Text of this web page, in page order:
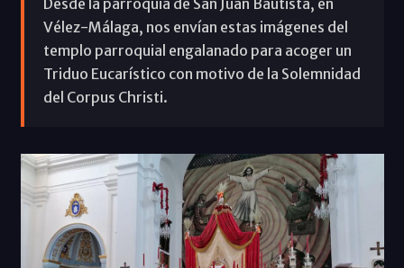
Vélez-Málaga, nos envían estas imágenes del
templo parroquial engalanado para acoger un
Triduo Eucarístico con motivo de la Solemnidad
del Corpus Christi.